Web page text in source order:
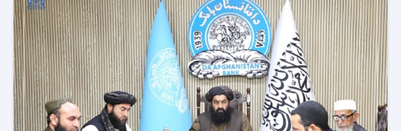
the
Chairman
of
the
AACC
to
Enhance